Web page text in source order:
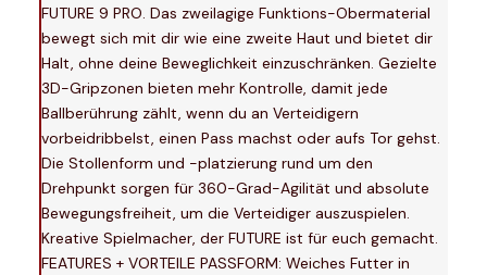
FUTURE 9 PRO. Das zweilagige Funktions-Obermaterial
bewegt sich mit dir wie eine zweite Haut und bietet dir
Halt, ohne deine Beweglichkeit einzuschränken. Gezielte
3D-Gripzonen bieten mehr Kontrolle, damit jede
Ballberührung zählt, wenn du an Verteidigern
vorbeidribbelst, einen Pass machst oder aufs Tor gehst.
Die Stollenform und -platzierung rund um den
Drehpunkt sorgen für 360-Grad-Agilität und absolute
Bewegungsfreiheit, um die Verteidiger auszuspielen.
Kreative Spielmacher, der FUTURE ist für euch gemacht.
FEATURES + VORTEILE PASSFORM: Weiches Futter in